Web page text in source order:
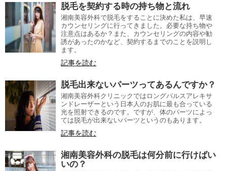
脱毛を契約する時の持ち物と流れ
湘南美容外科で脱毛をすることに決めた私は、早速
カウンセリングに行ってきました。必要な持ち物や
注意点はあるか？また、カウンセリングの内容や勧
誘があったのかなど、契約するまでのことを説明し
ます。
記事を読む
脱毛出来ないパーツってあるんですか？
湘南美容外科クリニックではロングパルスアレキサ
ンドレーザーという日本人のお肌に最も合っている
光を照射できるのです。ですが、体のパーツによっ
ては脱毛が出来ないパーツというのもあります。
記事を読む
湘南美容外科の脱毛は何分前に行けばい
いの？